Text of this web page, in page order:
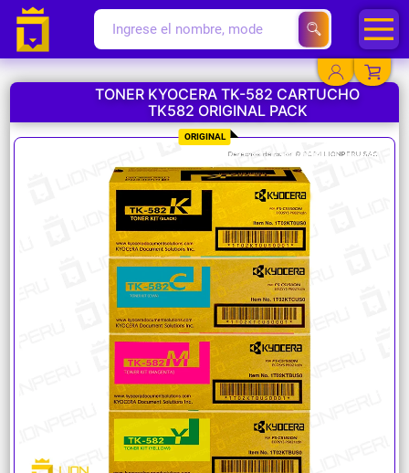
YA EXISTO
SOY NUEVO
TONER KYOCERA TK-582 CARTUCHO
TK582 ORIGINAL PACK
ORIGINAL